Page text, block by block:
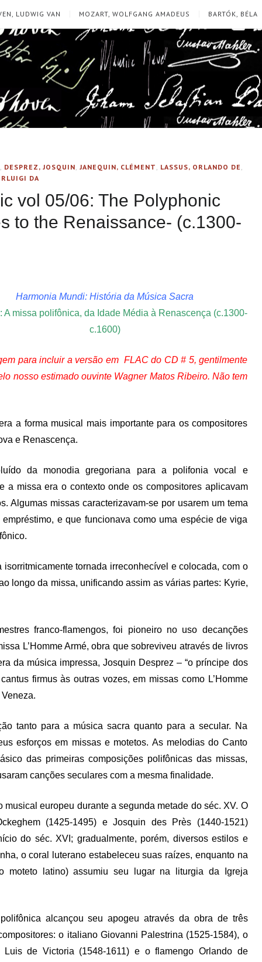
LUDWIG VAN MOZART, WOLFGANG AMADEUS BARTÓK, BÉLA
, DESPREZ, JOSQUIN, JANEQUIN, CLÉMENT , LASSUS, ORLANDO DE ,
DA
vol 05/06: The Polyphonic
to the Renaissance- (c.1300-
Harmonia Mundi: História da Música Sacra
A missa polifônica, da Idade Média à Renascença (c.1300-
c.1600)
para incluir a versão em FLAC do CD # 5, gentilmente
nosso estimado ouvinte Wagner Matos Ribeiro. Não tem
a forma musical mais importante para os compositores
e Renascença.
da monodia gregoriana para a polifonia vocal e
a missa era o contexto onde os compositores aplicavam
Algumas missas caracterizavam-se por usarem um tema
e que funcionava como uma espécie de viga
tornada irreconhecível e colocada, com o
longo da missa, unificando assim as várias partes: Kyrie,
franco-flamengos, foi pioneiro no uso decanções
L’Homme Armé, obra que sobreviveu através de livros
da música impressa, Josquin Desprez – “o príncipe dos
firmus às outras vozes, em missas como L’Homme
tanto para a música sacra quanto para a secular. Na
esforços em missas e motetos. As melodias do Canto
das primeiras composições polifônicas das missas,
canções seculares com a mesma finalidade.
europeu durante a segunda metade do séc. XV. O
(1425-1495) e Josquin des Près (1440-1521)
do séc. XVI; gradualmente, porém, diversos estilos e
o coral luterano estabeleceu suas raízes, enquanto na
moteto latino) assumiu seu lugar na liturgia da Igreja
alcançou seu apogeu através da obra de três
o italiano Giovanni Palestrina (1525-1584), o
Luis de Victoria (1548-1611) e o flamengo Orlando de